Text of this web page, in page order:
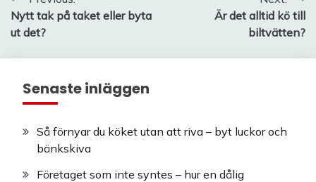
Nytt tak på taket eller byta
ut det?
Är det alltid kö till
biltvätten?
Senaste inläggen
Så förnyar du köket utan att riva – byt luckor och
bänkskiva
Företaget som inte syntes – hur en dålig